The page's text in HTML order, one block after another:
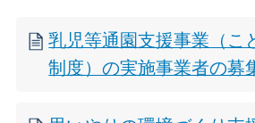
乳児等通園支援事業（こ
制度）の実施事業者の募